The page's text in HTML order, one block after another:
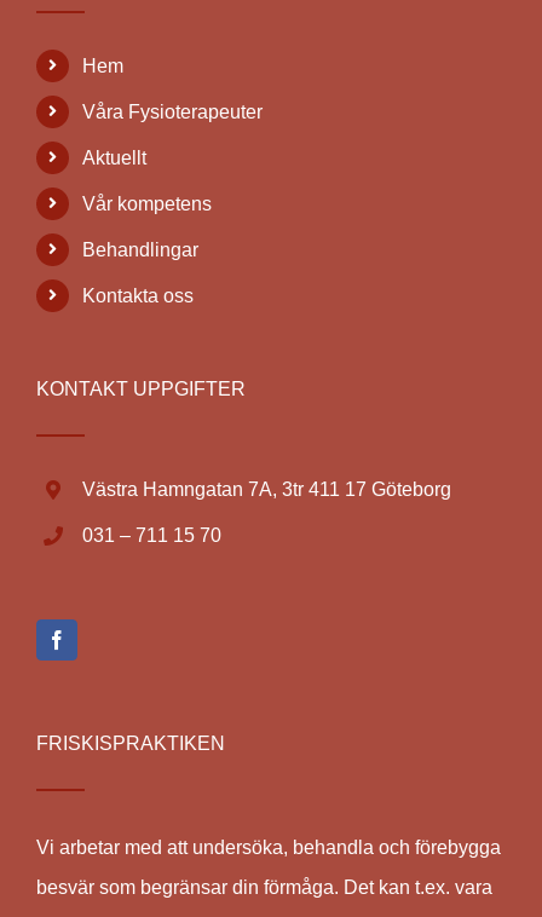
Hem
Våra Fysioterapeuter
Aktuellt
Vår kompetens
Behandlingar
Kontakta oss
KONTAKT UPPGIFTER
Västra Hamngatan 7A, 3tr 411 17 Göteborg
031 – 711 15 70
FRISKISPRAKTIKEN
Vi arbetar med att undersöka, behandla och förebygga
besvär som begränsar din förmåga. Det kan t.ex. vara